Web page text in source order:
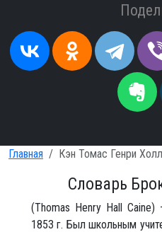
Главная Кэн Томас Генри Холл
Словарь
(Thomas Henry Hall Caine)
1853 г. Был школьным